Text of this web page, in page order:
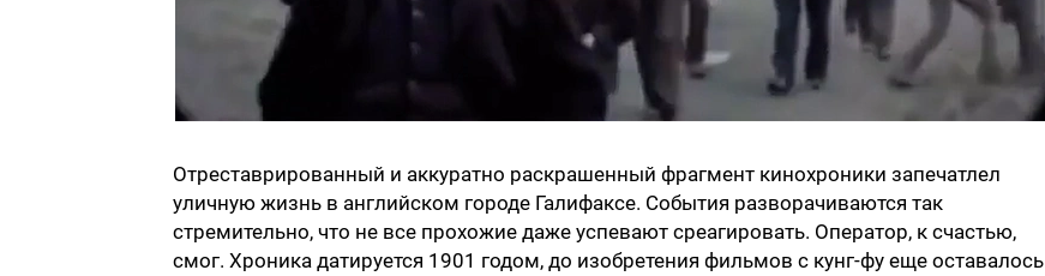
Отреставрированный и аккуратно раскрашенный фрагмент кинохроники запечатлел
уличную жизнь в английском городе Галифаксе. События разворачиваются так
стремительно, что не все прохожие даже успевают среагировать. Оператор, к счастью,
смог. Хроника датируется 1901 годом, до изобретения фильмов с кунг-фу еще оставалось